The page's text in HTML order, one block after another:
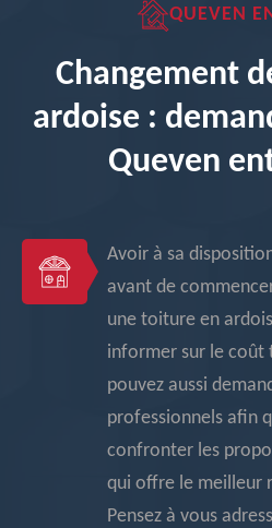
QUEVEN
Changement
ardoise :
Queven
Avoir à sa
avant de
une toiture en
informer sur le coût
pouvez aussi
professionnels afin
confronter les
qui offre le meilleur
Pensez à vous